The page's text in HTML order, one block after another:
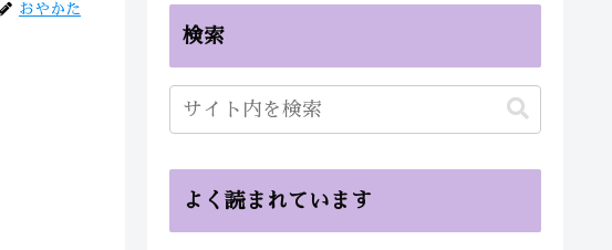
おやかた
検索
よく読まれています